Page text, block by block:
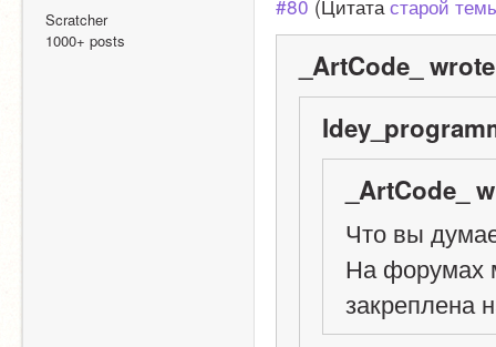
Scratcher
1000+ posts
#80 (Цитата старой
_ArtCode_
_ArtCode_
Что вы
На форумах
закреплена